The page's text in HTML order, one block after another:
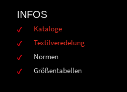
INFOS
Kataloge
Textilveredelung
Normen
Größentabellen